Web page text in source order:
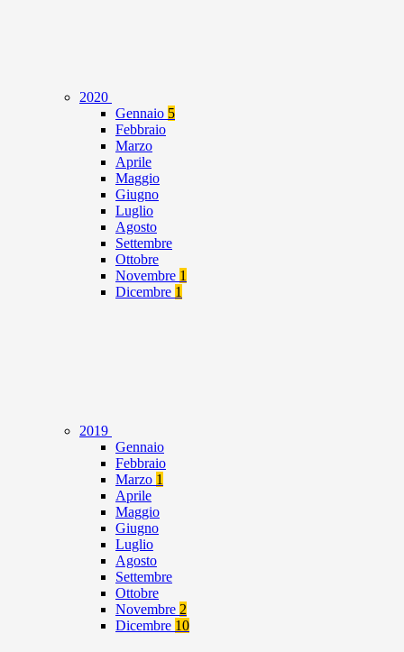
2020
Gennaio 5
Febbraio
Marzo
Aprile
Maggio
Giugno
Luglio
Agosto
Settembre
Ottobre
Novembre 1
Dicembre 1
2019
Gennaio
Febbraio
Marzo 1
Aprile
Maggio
Giugno
Luglio
Agosto
Settembre
Ottobre
Novembre 2
Dicembre 10